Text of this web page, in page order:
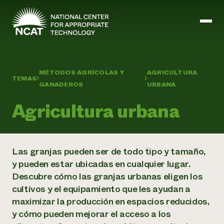
Ir al contenido principal
Misión y visión
ATTRA
Liderazgo
Personal
Regiones
Consejo de Administración
Carreras profesionales
ATTRA
Pastoreo regenerativo
Tierra para el agua
Programa de transición a la asociación orgánica
Programa de mejora de la calidad de la lana
Gestión empresarial y de riesgos
Cultivos
Energía, herramientas y equipos agrícolas
Métodos agrícolas y ganaderos
Ganadería
Marketing
Agricultura y ganadería ecológicas
Formación "Armed to Farm
Calendario de actos
TEMAS
MÉTODOS AGRÍCOLAS Y
GANADEROS
AGRICULTURA
URBANA
Agricultura urbana
Las granjas pueden ser de todo tipo y tamaño,
y pueden estar ubicadas en cualquier lugar.
Descubre cómo las granjas urbanas eligen los
cultivos y el equipamiento que les ayudan a
maximizar la producción en espacios reducidos,
y cómo pueden mejorar el acceso a los